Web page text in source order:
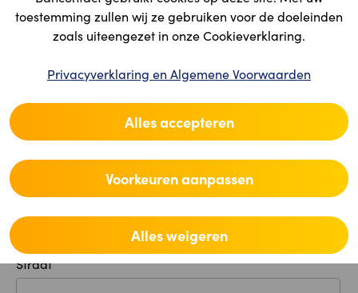
toestemming zullen wij ze gebruiken voor de doeleinden
zoals uiteengezet in onze Cookieverklaring.
Privacyverklaring en Algemene Voorwaarden
Alles accepteren
Voorkeuren aanpassen
Alles weigeren
Maatschappelijke zetel
Plaats
Straat